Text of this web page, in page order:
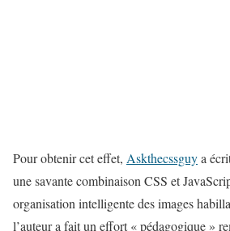
Pour obtenir cet effet, Askthecssguya
une savante combinaison CSS et
organisation intelligente des images
l’auteur a fait un effort « pédagogique »